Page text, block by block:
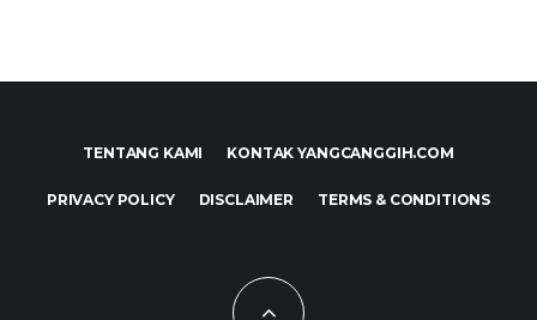
TENTANG KAMI KONTAK YANGCANGGIH.COM
PRIVACY POLICY DISCLAIMER TERMS & CONDITIONS